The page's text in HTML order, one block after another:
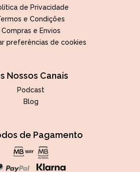
de Privacidade
e Condições
Compras e Envios
preferências de cookies
Nossos Canais
Podcast
Blog
de Pagamento